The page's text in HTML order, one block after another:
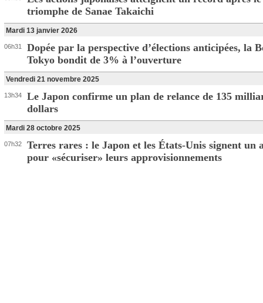
triomphe de Sanae Takaichi
Mardi 13 janvier 2026
06h31
Dopée par la perspective d’élections anticipées, la
Tokyo bondit de 3% à l’ouverture
Vendredi 21 novembre 2025
13h34
Le Japon confirme un plan de relance de 135
dollars
Mardi 28 octobre 2025
07h32
Terres rares : le Japon et les États-Unis signent un
pour «sécuriser» leurs approvisionnements